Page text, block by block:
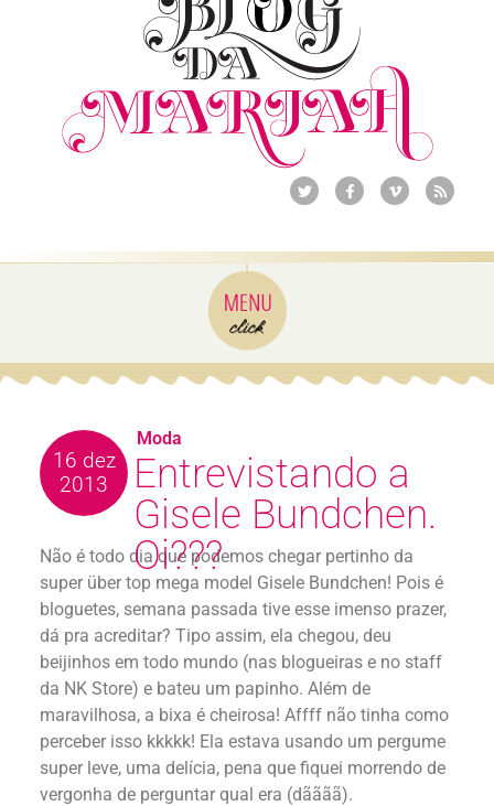
16 dez
2013
Entrevistando a
Gisele Bundchen.
Oi???
Não é todo dia que podemos chegar pertinho da
super über top mega model Gisele Bundchen! Pois é
bloguetes, semana passada tive esse imenso prazer,
dá pra acreditar? Tipo assim, ela chegou, deu
beijinhos em todo mundo (nas blogueiras e no staff
da NK Store) e bateu um papinho. Além de
maravilhosa, a bixa é cheirosa! Affff não tinha como
perceber isso kkkkk! Ela estava usando um pergume
super leve, uma delícia, pena que fiquei morrendo de
vergonha de perguntar qual era (dãããã).
Moda